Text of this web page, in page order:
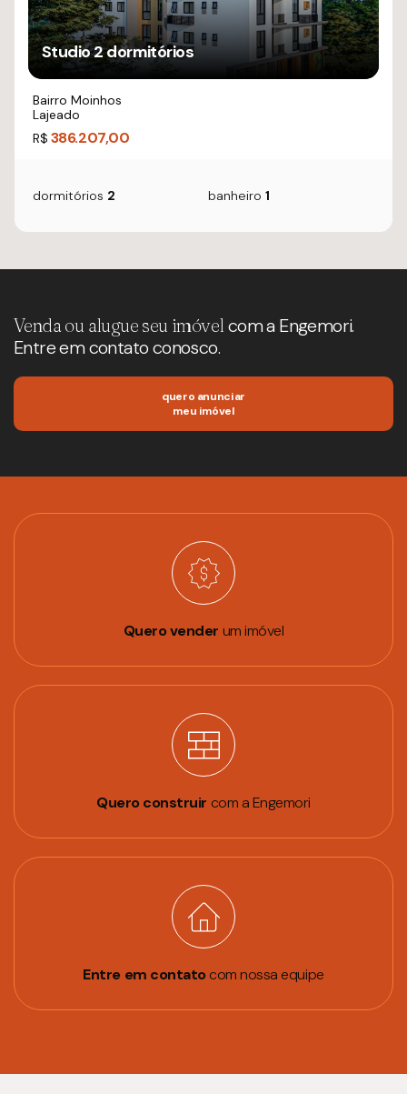
Studio 2 dormitórios
Bairro Moinhos
Lajeado
R$ 386.207,00
dormitórios 2 banheiro 1
Venda ou alugue seu imóvel com a Engemori.
Entre em contato conosco.
quero anunciar
meu imóvel
Quero vender um imóvel
Quero construir com a Engemori
Entre em contatocom nossa equipe